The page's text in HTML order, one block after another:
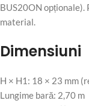
BUS20ON
material.
Dimensiuni
H × H1: 18 × 23 mm
Lungime bară: 2,70 m